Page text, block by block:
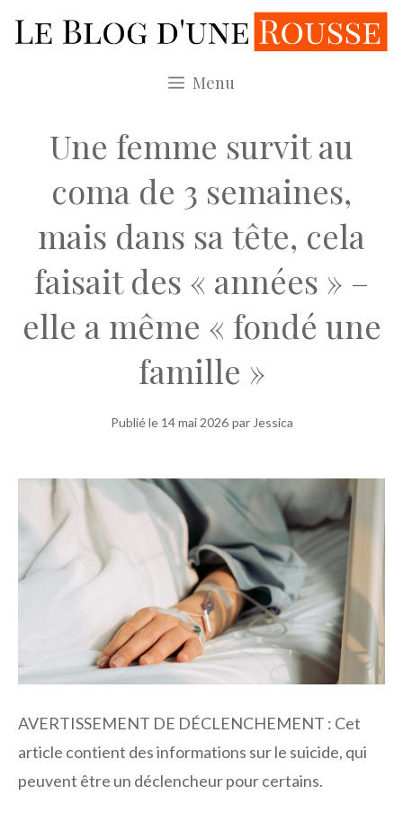
au
Menu
Une femme survit au
coma de 3 semaines,
mais dans sa tête, cela
faisait des « années » –
elle a même « fondé une
famille »
Publié le 14 mai 2026 par Jessica
AVERTISSEMENT DE DÉCLENCHEMENT : Cet
article contient des informations sur le suicide, qui
peuvent être un déclencheur pour certains.